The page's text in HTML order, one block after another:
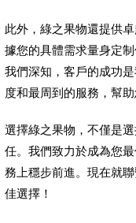
此外，綠之果物還提供
據您的具體需求量身定
我們深知，客戶的成功
度和最周到的服務，幫
選擇綠之果物，不僅是
任。我們致力於成為您
務上穩步前進。現在就
佳選擇！